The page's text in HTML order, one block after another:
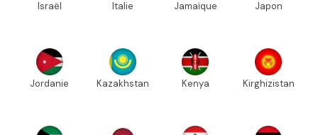
Israël Italie Jamaïque Japon
Jordanie Kazakhstan Kenya Kirghizistan